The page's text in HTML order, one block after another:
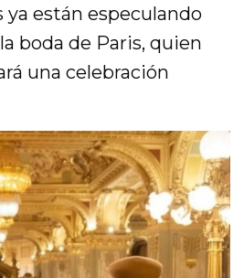
ya están especulando
boda de Paris, quien
una celebración